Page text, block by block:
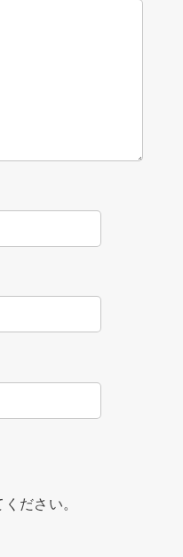
ださい。